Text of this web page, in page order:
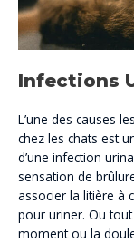
Infections
L’une des causes
chez les chats est
d’une infection
sensation de
associer la litière à
pour uriner. Ou
moment ou la